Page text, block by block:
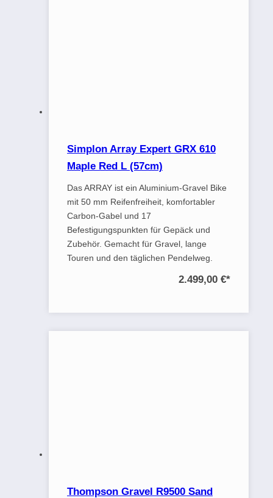
Simplon Array Expert GRX 610
Maple Red L (57cm)
Das ARRAY ist ein Aluminium-Gravel Bike
mit 50 mm Reifenfreiheit, komfortabler
Carbon-Gabel und 17
Befestigungspunkten für Gepäck und
Zubehör. Gemacht für Gravel, lange
Touren und den täglichen Pendelweg.
2.499,00 €*
Thompson Gravel R9500 Sand